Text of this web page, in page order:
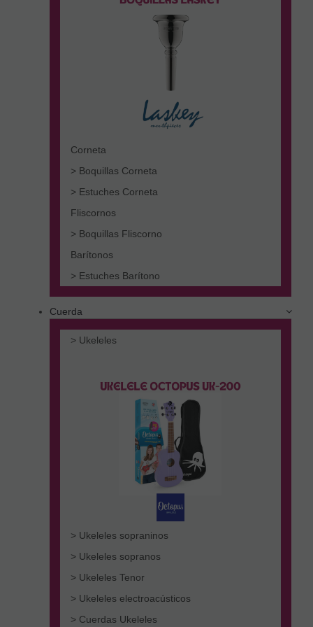
Corneta
> Boquillas Corneta
> Estuches Corneta
Fliscornos
> Boquillas Fliscorno
Barítonos
> Estuches Barítono
Cuerda
> Ukeleles
> Ukeleles sopraninos
> Ukeleles sopranos
> Ukeleles Tenor
> Ukeleles electroacústicos
> Cuerdas Ukeleles